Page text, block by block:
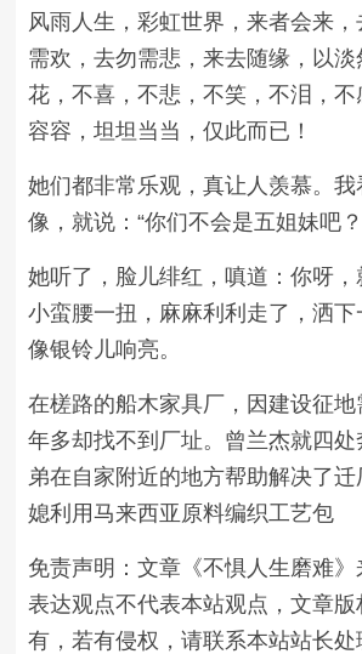
风雨人生，彩虹世界，来者会来
需欢，去勿需悲，来去随缘，以淡
花，不喜，不悲，不笑，不泪，
容容，坦坦当当，仅此而已！
她们都非常乐观，真让人羡慕。我
像，就说：“你们不会是五姐妹吧
她听了，脸儿绯红，嗔道：你呀
小蛮腰一扭，麻麻利利走了，洒下
像银铃儿响亮。
在槎路的船木家具厂，因建设征
年多却找不到厂址。曾兰杰就四
弟在自家附近的地方帮助解决了
媳利用马来西亚原料编织工艺包
免责声明：文章《不惧人生磨难
表达观点不代表本站观点，文章
有，若有侵权，请联系本站站长处